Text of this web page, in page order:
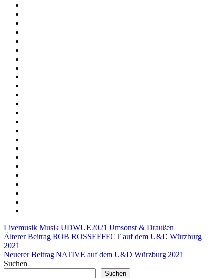
Livemusik Musik UDWUE2021 Umsonst & Draußen
Älterer Beitrag BOB ROSSEFFECT auf dem U&D Würzburg
2021
Neuerer Beitrag NATIVE auf dem U&D Würzburg 2021
Suchen
Suchen